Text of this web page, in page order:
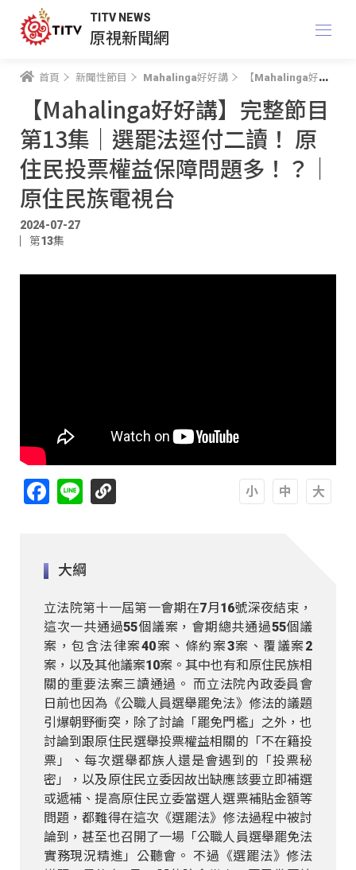
TITV NEWS
原視新聞網
首頁 新聞性節目 Mahalinga好好講 【Mahalinga好好講】完整節目 第13集｜選罷法逕付二讀！ 原住民投票權益保障問題多！？｜原住民族電視台
【Mahalinga好好講】完整節目
第13集｜選罷法逕付二讀！ 原
住民投票權益保障問題多！？｜
原住民族電視台
2024-07-27
第13集
Facebook
Line
大綱
立法院第十一屆第一會期在7月16號深夜結束，
這次一共通過55個議案，會期總共通過55個議
案，包含法律案40案、條約案3案、覆議案2
案，以及其他議案10案。其中也有和原住民族相
關的重要法案三讀通過。 而立法院內政委員會
日前也因為《公職人員選舉罷免法》修法的議題
引爆朝野衝突，除了討論「罷免門檻」之外，也
討論到跟原住民選舉投票權益相關的「不在籍投
票」、每次選舉都族人還是會遇到的「投票秘
密」，以及原住民立委因故出缺應該要立即補選
或遞補、提高原住民立委當選人選票補貼金額等
問題，都難得在這次《選罷法》修法過程中被討
論到，甚至也召開了一場「公職人員選舉罷免法
實務現況精進」公聽會。 不過《選罷法》修法